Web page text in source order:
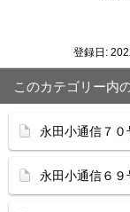
登録日:
このカテゴリー内
永田小通信７０
永田小通信６